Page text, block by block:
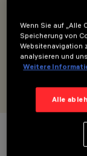
Adapter für
kompatibele
ENTWORFEN VON
Wenn Sie auf „Alle
Speicherung von
Websitenavigation
analysieren und
Weitere
Alle